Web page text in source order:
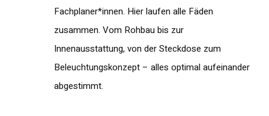
Fachplaner*innen. Hier laufen alle Fäden
zusammen. Vom Rohbau bis zur
Innenausstattung, von der Steckdose zum
Beleuchtungskonzept – alles optimal aufeinander
abgestimmt.